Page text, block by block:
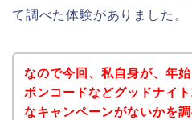
て調べた体験がありました。
なので今回、私自身が、年
ポンコードなどグッドナイ
なキャンペーンがないかを